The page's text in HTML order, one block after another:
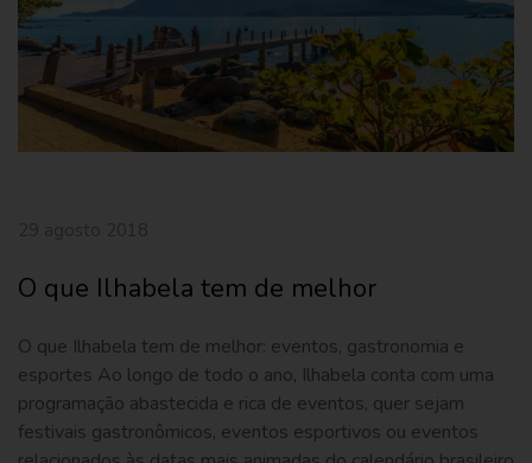
O que Ilhabela tem de melhor
O que Ilhabela tem de melhor: eventos, gastronomia e
esportes Ao longo de todo o ano, Ilhabela conta com uma
programação abastecida e rica de eventos, quer sejam
festivais gastronômicos, eventos esportivos ou eventos